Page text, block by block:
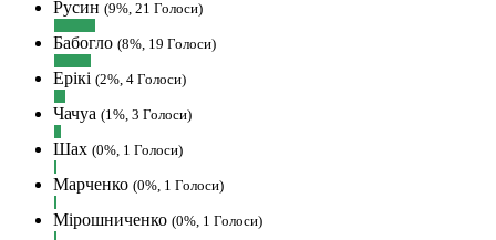
сайт скинути криптою ltc?
Hatsyk:SVAT, телеграм, пошта,
скину.
SVAT :Hatsyk, Якщо зручно, то
завтра напишу в інстаграм
SVAT :
Hatsyk в інсті обмеження
кинув в ТГ
Русин (9%, 21 Голоси)
Бабогло (8%, 19 Голоси)
Ерікі (2%, 4 Голоси)
Чачуа (1%, 3 Голоси)
Шах (0%, 1 Голоси)
Марченко (0%, 1 Голоси)
Мірошниченко (0%, 1 Голоси)